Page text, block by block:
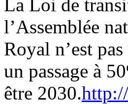
La Loi de
l’Assemblée
Royal n’est
un passage à
être 2030.